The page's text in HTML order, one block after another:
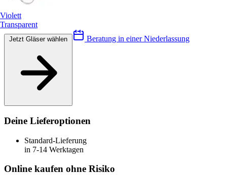
Violett
Transparent
Beratung in einer Niederlassung
Deine Lieferoptionen
Standard-Lieferung
in 7-14 Werktagen
Online kaufen ohne Risiko